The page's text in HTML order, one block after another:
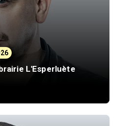
L'Esperluète